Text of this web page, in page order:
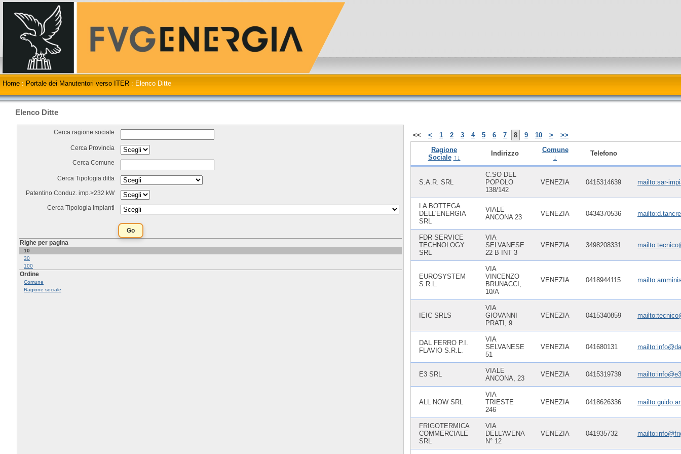
Home : Portale dei Manutentori verso ITER : Elenco Ditte
Elenco Ditte
Cerca ragione sociale
Cerca Provincia
Cerca Comune
Cerca Tipologia ditta
Patentino Conduz. imp.>232 kW
Cerca Tipologia Impianti
Righe per pagina
10
30
100
Ordine
Comune
Ragione sociale
<< < 1 2 3 4 5 6 7 8 9 10 >
>>
Ragione
Sociale ↑↓
Indirizzo
Comune
↓
Telefono
S.A.R. SRL
C.SO DEL
POPOLO
138/142
VENEZIA 0415314639 mailto:sar-
LA BOTTEGA
DELL'ENERGIA
SRL
VIALE
ANCONA 23
VENEZIA 0434370536
FDR SERVICE
TECHNOLOGY
SRL
VIA
SELVANESE
22 B INT 3
VENEZIA 3498208331
EUROSYSTEM
S.R.L.
VIA
VINCENZO
BRUNACCI,
10/A
VENEZIA 0418944115
IEIC SRLS
VIA
GIOVANNI
PRATI, 9
VENEZIA 0415340859
DAL FERRO P.I.
FLAVIO S.R.L.
VIA
SELVANESE
51
VENEZIA 041680131
E3 SRL
VIALE
ANCONA, 23
VENEZIA 0415319739
ALL NOW SRL
VIA
TRIESTE
246
VENEZIA 0418626336
FRIGOTERMICA
COMMERCIALE
SRL
VIA
DELL'AVENA
N° 12
VENEZIA 041935732